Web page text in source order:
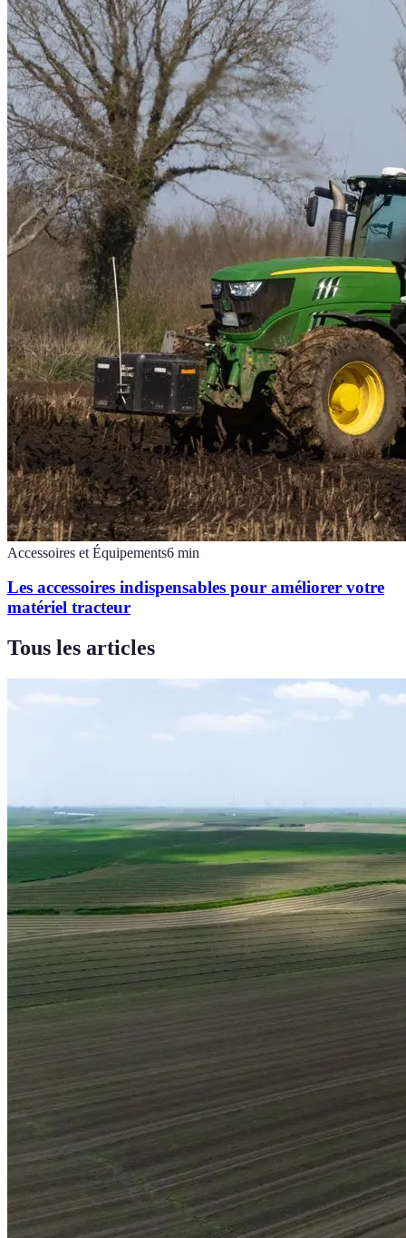
Accessoires et Équipements6 min
Les accessoires indispensables pour améliorer votre
matériel tracteur
Tous les articles